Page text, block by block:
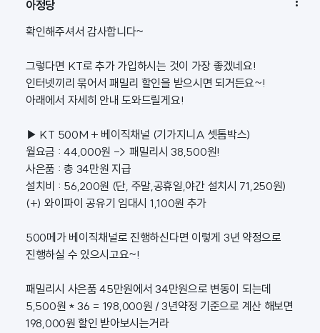
아정당 
확인해주셔서 감사합니다~
그렇다면 KT로 추가 가입하시는 것이 가장 좋겠네요!
인터넷끼리 묶어서 패밀리 할인을 받으시면 되거든요~!
아래에서 자세히 안내 도와드릴게요!
▶ KT 500M + 베이직채널 (기가지니A 셋톱박스)
월요금 : 44,000원 -> 패밀리시 38,500원!
사은품 : 총 34만원 지급
설치비 : 56,200원 (단, 주말,공휴일,야간 설치시 71,250원)
(+) 와이파이 공유기 임대시 1,100원 추가
500메가 베이직채널로 진행하신다면 이렇게 3년 약정으로
진행하실 수 있으시고요~!
패밀리시 사은품 45만원에서 34만원으로 변동이 되는데
5,500원 * 36 = 198,000원 / 3년약정 기준으로 계산 해보면
198,000원 할인 받아보시는거라